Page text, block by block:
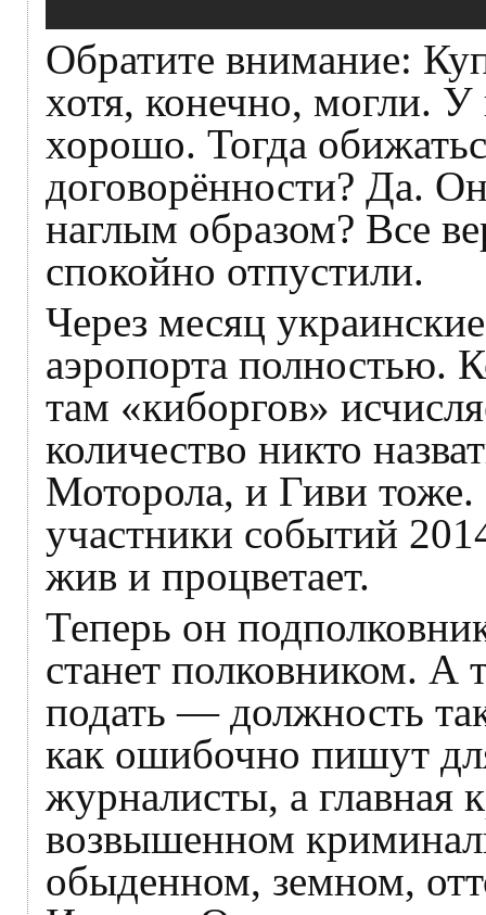
Обратите внимание:
хотя, конечно, могли. У
хорошо. Тогда
договорённости? Да.
наглым образом? Все
спокойно отпустили.
Через месяц
аэропорта полностью.
там «киборгов»
количество никто
Моторола, и Гиви
участники событий
жив и процветает.
Теперь он
станет полковником. А
подать — должность
как ошибочно пишут
журналисты, а главная
возвышенном
обыденном, земном,